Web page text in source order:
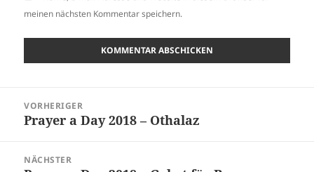
meinen nächsten Kommentar speichern.
VORHERIGER
Vorheriger
Prayer a Day 2018 – Othalaz
NÄCHSTER